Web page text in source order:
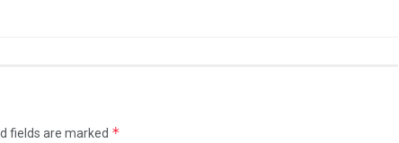
fields are marked *